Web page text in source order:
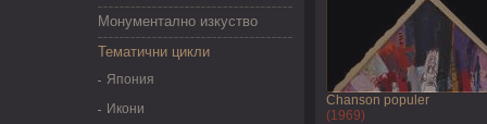
Монументално изкуство
Тематични цикли
Япония
Икони
Chanson populer
(1969)